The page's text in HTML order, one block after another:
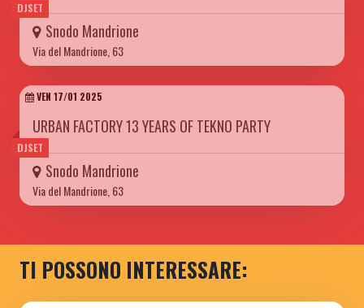
DJSET
Snodo Mandrione
Via del Mandrione, 63
DJSET
VEN 17/01 2025
URBAN FACTORY 13 YEARS OF TEKNO PARTY
Snodo Mandrione
Via del Mandrione, 63
TI POSSONO INTERESSARE: